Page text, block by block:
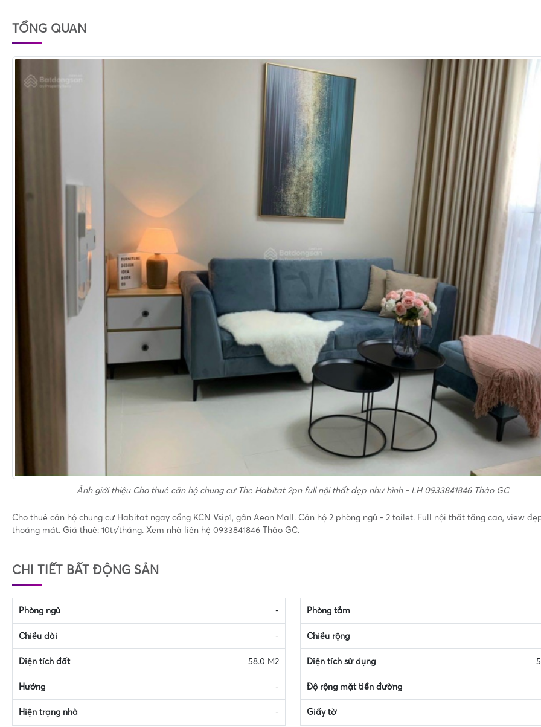
TỔNG QUAN
Ảnh giới thiệu Cho thuê căn hộ chung cư The Habitat 2pn full nội thất đẹp như hình - LH 0933841846 Thảo GC
Cho thuê căn hộ chung cư Habitat ngay cổng KCN Vsip1, gần Aeon Mall. Căn hộ 2 phòng ngủ - 2 toilet. Full nội thất tầng cao, view
thoáng mát. Giá thuê: 10tr/tháng. Xem nhà liên hệ 0933841846 Thảo GC.
CHI TIẾT BẤT ĐỘNG SẢN
Phòng ngủ -
Chiều dài -
Diện tích đất 58.0 M2
Hướng -
Hiện trạng nhà -
Phòng tắm
Chiều rộng
Diện tích sử dụng
Độ rộng mặt tiền đường
Giấy tờ